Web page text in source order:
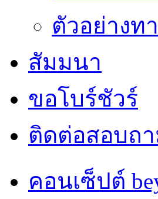
ตัวอย่างท
สัมมนา
ขอโบร์ชัวร์
ติดต่อสอบถ
คอนเซ็ปต์